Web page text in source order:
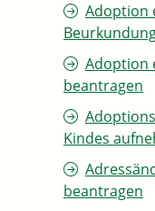
Adoption
Adoption
beantragen
Kindes
beantragen